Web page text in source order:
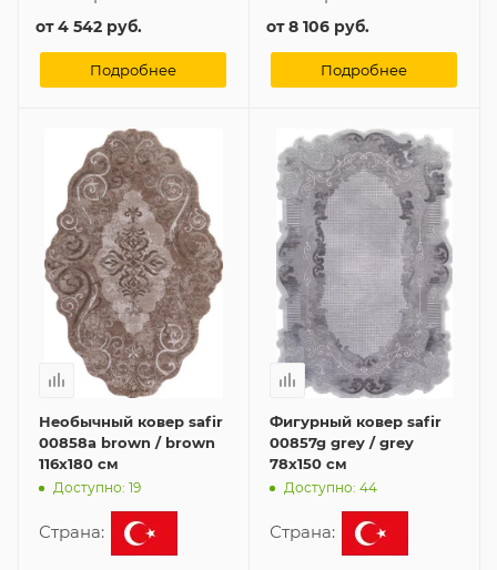
от4 542 руб.
Подробнее
от8 106 руб.
Подробнее
Необычный ковер safir
00858a brown / brown
116x180 см
Доступно: 19
Страна:
Фигурный ковер safir
00857g grey / grey
78x150 см
Доступно: 44
Страна: